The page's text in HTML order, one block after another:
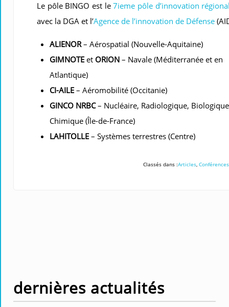
Le pôle BINGO est le7ieme pôle d’innovation
avec la DGA et l’Agence de l’innovation de Défense
ALIENOR– Aérospatial (Nouvelle-Aquitaine)
GIMNOTE et ORION – Navale (Méditerranée et en
Atlantique)
CI-AILE – Aéromobilité (Occitanie)
GINCO NRBC– Nucléaire, Radiologique,
Chimique (Île-de-France)
LAHITOLLE – Systèmes terrestres (Centre)
Classés dans :Articles, Conférences
dernières actualités